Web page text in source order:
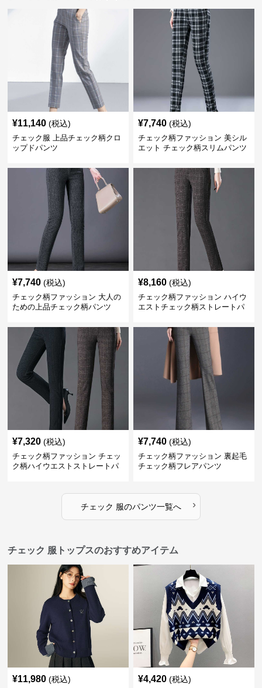
¥11,140 (税込)
チェック服 上品チェック柄クロ
ップドパンツ
¥7,740 (税込)
チェック柄ファッション 美シル
エット チェック柄スリムパンツ
¥7,740 (税込)
チェック柄ファッション 大人の
ための上品チェック柄パンツ
¥8,160 (税込)
チェック柄ファッション ハイウ
エストチェック柄ストレートパ
¥7,320 (税込)
チェック柄ファッション チェッ
ク柄ハイウエストストレートパ
¥7,740 (税込)
チェック柄ファッション 裏起毛
チェック柄フレアパンツ
チェック 服のパンツ一覧へ ›
チェック 服トップスのおすすめアイテム
¥11,980 (税込) ¥4,420 (税込)